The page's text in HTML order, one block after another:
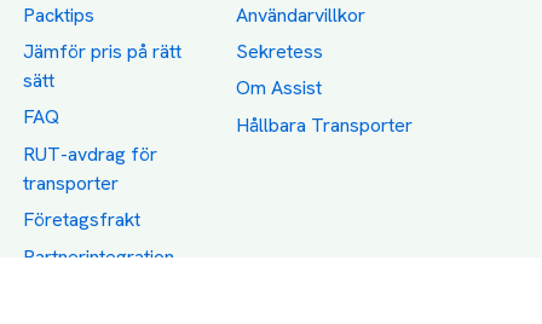
Packtips
Jämför pris på rätt
sätt
FAQ
RUT-avdrag för
transporter
Företagsfrakt
Partnerintegration
Användarvillkor
Sekretess
Om Assist
Hållbara Transporter